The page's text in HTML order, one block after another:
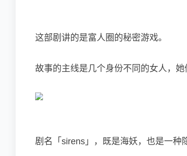
这部剧讲的是富人圈的秘密游戏。
故事的主线是几个身份不同的女人，
剧名「sirens」，既是海妖，也是一种